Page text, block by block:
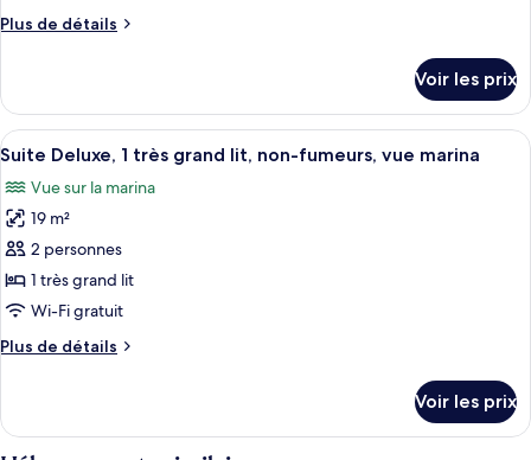
chambre :
fumeurs
Plus de détails
Plus
le
type
de
Cabane,
non-
fumeurs
Voir les prix
Afficher
toutes
les
photos
pour
ce
type
chambre :
Suite Deluxe, 1 très grand lit, non-
4
Suite Deluxe, 1 très grand lit, non-fumeurs, vue marina
Vue sur la marina
19 m²
2 personnes
1 très grand lit
Wi-Fi gratuit
Plus de détails
Plus
le
type
Voir les prix